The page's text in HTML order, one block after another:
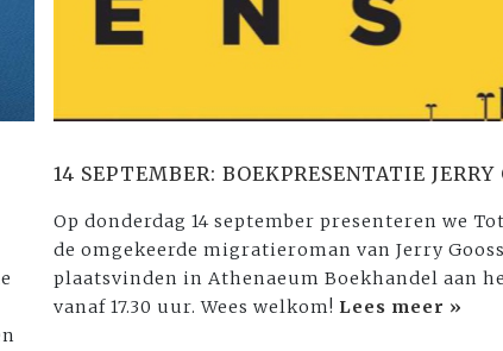
14 SEPTEMBER: BOEKPRESENTATIE JERRY
Op donderdag 14 september presenteren we
de omgekeerde migratieroman van Jerry
plaatsvinden in Athenaeum Boekhandel aan
vanaf 17.30 uur. Wees welkom! Lees meer »